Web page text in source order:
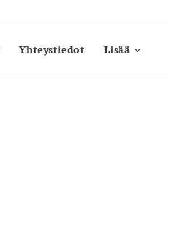
Yhteystiedot Lisää